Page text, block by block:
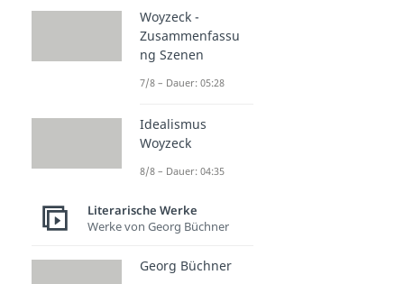
Woyzeck -
Zusammenfassu
ng Szenen
7/8 – Dauer: 05:28
Idealismus
Woyzeck
8/8 – Dauer: 04:35
Literarische Werke
Werke von Georg Büchner
Georg Büchner